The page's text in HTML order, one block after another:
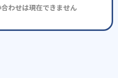
わせは現在できません